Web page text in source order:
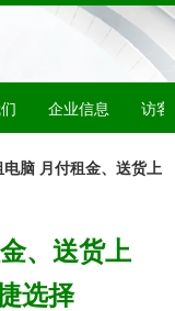
企业信息 访客
脑 月付租金、送货上
、送货上
选择